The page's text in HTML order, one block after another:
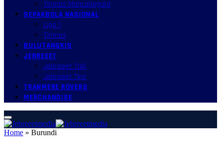
Timnas Mancanegara
SEPAKBOLA NASIONAL
Liga 1
Timnas
BULUTANGKIS
JEBREEET
Jebreeet Talk
Jebreeet Tips
TRANMERE ROVERS
MERCHANDISE
Home » Burundi